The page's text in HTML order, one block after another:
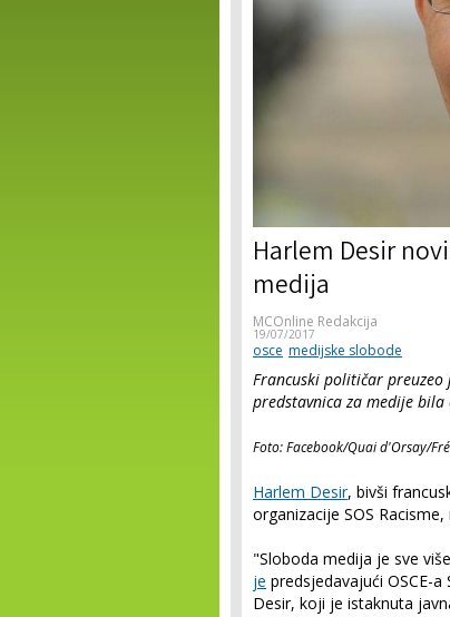
Harlem Desir
medija
MCOnline Redakcija
19/07/2017
osce medijske slobode
Francuski političar preuzeo
predstavnica za medije bila
Foto: Facebook/Quai d'Orsay/
Harlem Desir, bivši
organizacije SOS
"Sloboda medija je sve
je predsjedavajući OSCE-
Desir, koji je istaknuta